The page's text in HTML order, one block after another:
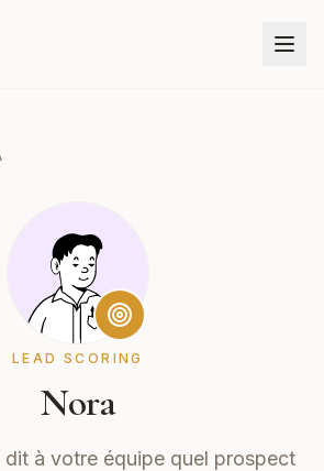
LEAD SCORING
Nora
dit à votre équipe quel prospect